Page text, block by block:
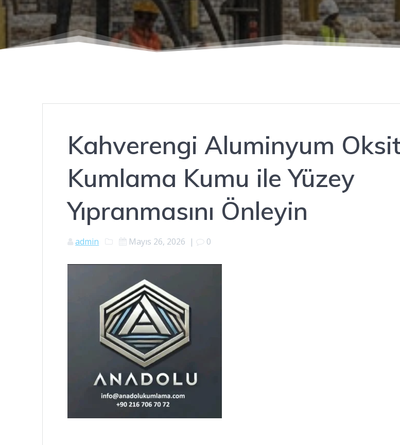
Kahverengi Aluminyum
Kumlama Kumu ile Yüzey
Yıpranmasını Önleyin
admin Mayıs 26, 2026 | 0